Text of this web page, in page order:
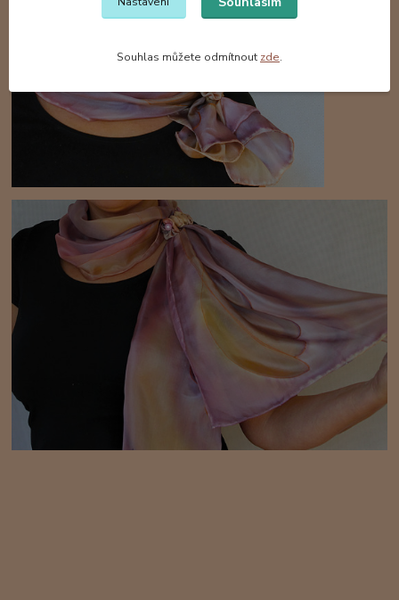
Souhlas můžete odmítnout zde.